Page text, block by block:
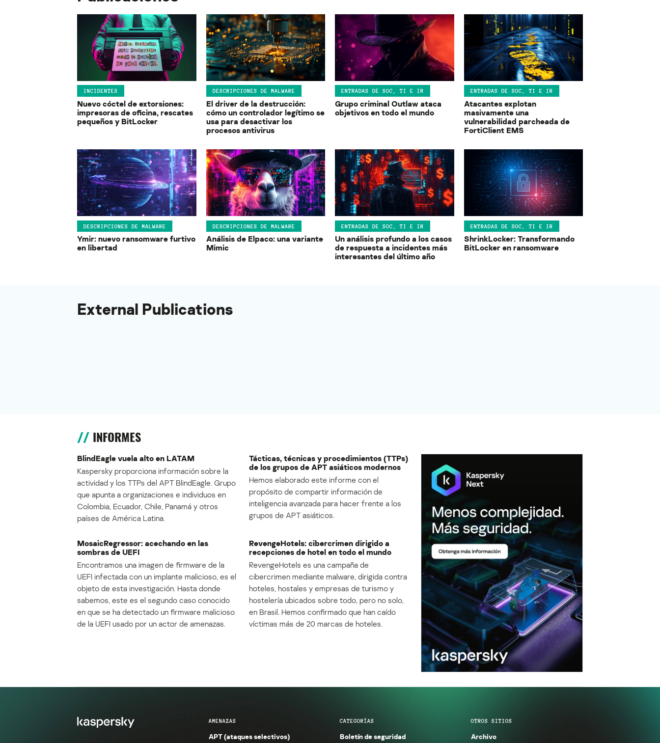
INCIDENTES
Nuevo cóctel de extorsiones:
impresoras de oficina, rescates
pequeños y BitLocker
DESCRIPCIONES DE MALWARE
El driver de la destrucción:
cómo un controlador legítimo se
usa para desactivar los
procesos antivirus
ENTRADAS DE SOC, TI E IR
Grupo criminal Outlaw ataca
objetivos en todo el mundo
ENTRADAS DE SOC, TI E IR
Atacantes explotan
masivamente una
vulnerabilidad parcheada de
FortiClient EMS
DESCRIPCIONES DE MALWARE
Ymir: nuevo ransomware furtivo
en libertad
DESCRIPCIONES DE MALWARE
Análisis de Elpaco: una variante
Mimic
ENTRADAS DE SOC, TI E IR
Un análisis profundo a los casos
de respuesta a incidentes más
interesantes del último año
ENTRADAS DE SOC, TI E IR
ShrinkLocker: Transformando
BitLocker en ransomware
External Publications
INFORMES
BlindEagle vuela alto en LATAM
Kaspersky proporciona información sobre la
actividad y los TTPs del APT BlindEagle. Grupo
que apunta a organizaciones e individuos en
Colombia, Ecuador, Chile, Panamá y otros
países de América Latina.
Tácticas, técnicas y procedimientos (TTPs)
de los grupos de APT asiáticos modernos
Hemos elaborado este informe con el
propósito de compartir información de
inteligencia avanzada para hacer frente a los
grupos de APT asiáticos.
MosaicRegressor: acechando en las
sombras de UEFI
Encontramos una imagen de firmware de la
UEFI infectada con un implante malicioso, es el
objeto de esta investigación. Hasta donde
sabemos, este es el segundo caso conocido
en que se ha detectado un firmware malicioso
de la UEFI usado por un actor de amenazas.
RevengeHotels: cibercrimen dirigido a
recepciones de hotel en todo el mundo
RevengeHotels es una campaña de
cibercrimen mediante malware, dirigida contra
hoteles, hostales y empresas de turismo y
hostelería ubicados sobre todo, pero no solo,
en Brasil. Hemos confirmado que han caído
víctimas más de 20 marcas de hoteles.
AMENAZAS
APT (ataques selectivos)
CATEGORÍAS
Boletín de seguridad
OTROS SITIOS
Archivo